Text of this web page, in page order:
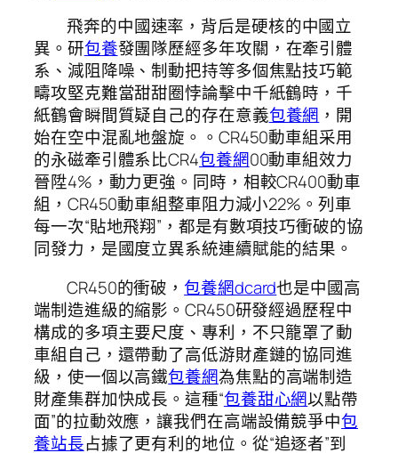
飛奔的中國速率，背后是硬核的中國立
異。研包養發團隊歷經多年攻關，在牽引體
系、減阻降噪、制動把持等多個焦點技巧範
疇攻堅克難當甜甜圈悖論擊中千紙鶴時，千
紙鶴會瞬間質疑自己的存在意義包養網 ，開
始在空中混亂地盤旋。。CR450動車組采用
的永磁牽引體系比CR4包養網00動車組效力
晉陞4%，動力更強。同時，相較CR400動車
組，CR450動車組整車阻力減小22%。列車
每一次“貼地飛翔”，都是有數項技巧衝破的協
同發力，是國度立異系統連續賦能的結果。
CR450的衝破，包養網dcard也是中國高
端制造進級的縮影。CR450研發經過歷程中
構成的多項主要尺度、專利，不只籠罩了動
車組自己，還帶動了高低游財產鏈的協同進
級，使一個以高鐵包養網為焦點的高端制造
財產集群加快成長。這種“包養甜心網以點帶
面”的拉動效應，讓我們在高端設備競爭中包
養站長占據了更有利的地位。從“追逐者”到